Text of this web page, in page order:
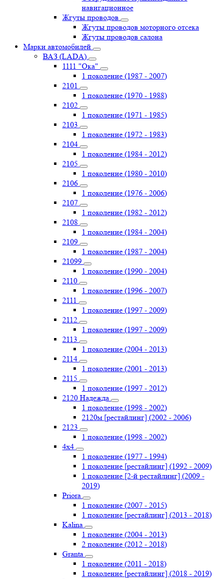
навигационное
Жгуты проводов
Жгуты проводов моторного отсека
Жгуты проводов салона
Марки автомобилей
ВАЗ (LADA)
1111 "Ока"
1 поколение (1987 - 2007)
2101
1 поколение (1970 - 1988)
2102
1 поколение (1971 - 1985)
2103
1 поколение (1972 - 1983)
2104
1 поколение (1984 - 2012)
2105
1 поколение (1980 - 2010)
2106
1 поколение (1976 - 2006)
2107
1 поколение (1982 - 2012)
2108
1 поколение (1984 - 2004)
2109
1 поколение (1987 - 2004)
21099
1 поколение (1990 - 2004)
2110
1 поколение (1996 - 2007)
2111
1 поколение (1997 - 2009)
2112
1 поколение (1997 - 2009)
2113
1 поколение (2004 - 2013)
2114
1 поколение (2001 - 2013)
2115
1 поколение (1997 - 2012)
2120 Надежда
1 поколение (1998 - 2002)
2120м [рестайлинг] (2002 - 2006)
2123
1 поколение (1998 - 2002)
4х4
1 поколение (1977 - 1994)
1 поколение [рестайлинг] (1992 - 2009)
1 поколение [2-й рестайлинг] (2009 -
2019)
Priоra
1 поколение (2007 - 2015)
1 поколение [рестайлинг] (2013 - 2018)
Kalina
1 поколение (2004 - 2013)
2 поколение (2012 - 2018)
Granta
1 поколение (2011 - 2018)
1 поколение [рестайлинг] (2018 - 2019)